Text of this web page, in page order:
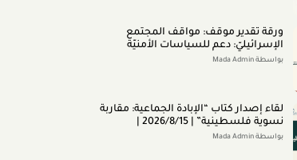
ورقة تقدير موقف: مواقف المجتمع
الإسرائيليّ: دعم للسياسات الأمنيّة
والحروب وعدم رضا عن النتائج (تمّوز 2026)
بواسطة Mada Admin
لقاء إصدار كتاب “اﻹﺑﺎدةّ اﻟﺠﻤﺎﻋﻴﺔ: ﻣﻘﺎرﺑﺔ
ﻧﺴﻮﻳﺔ ﻓﻠﺴﻄﻴﻨﻴﺔ” | 2026/8/15 |
بواسطة Mada Admin